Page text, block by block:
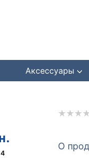
Аксессуары
О